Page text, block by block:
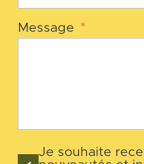
Message *
Je souhaite